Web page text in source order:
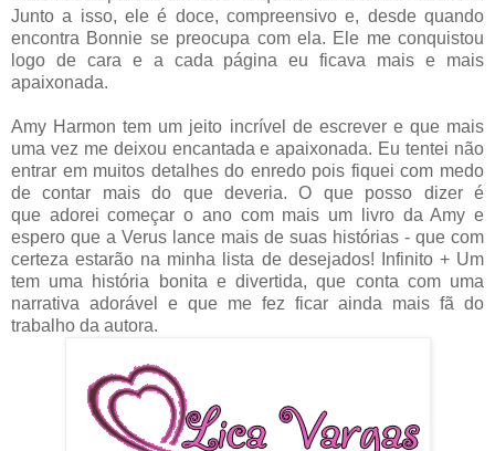
Junto a isso, ele é doce, compreensivo e, desde quando
encontra Bonnie se preocupa com ela. Ele me conquistou
logo de cara e a cada página eu ficava mais e mais
apaixonada.
Amy Harmon tem um jeito incrível de escrever e que mais
uma vez me deixou encantada e apaixonada. Eu tentei não
entrar em muitos detalhes do enredo pois fiquei com medo
de contar mais do que deveria. O que posso dizer é
que adorei começar o ano com mais um livro da Amy e
espero que a Verus lance mais de suas histórias - que com
certeza estarão na minha lista de desejados! Infinito + Um
tem uma história bonita e divertida, que conta com uma
narrativa adorável e que me fez ficar ainda mais fã do
trabalho da autora.